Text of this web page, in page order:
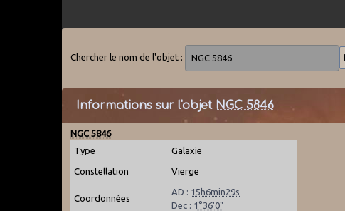
Chercher le nom de l'objet :
Informations sur l'objet NGC 5846
NGC 5846
Type
Galaxie
Constellation Vierge
Coordonnées
AD : 15h6min29s
Dec : 1°36'0"